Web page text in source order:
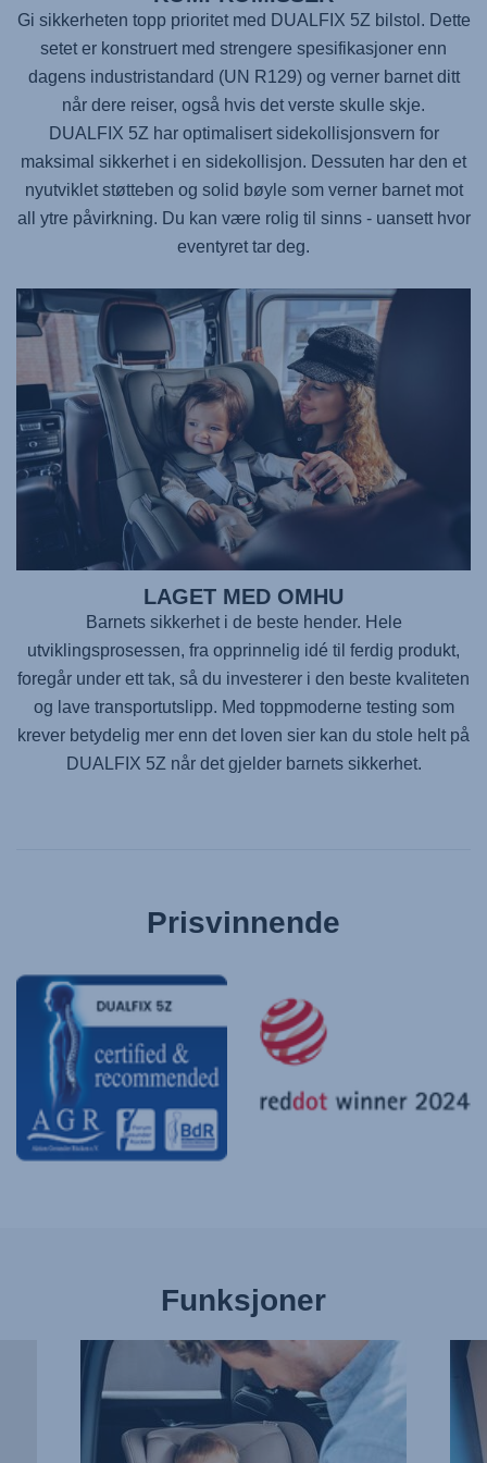
Gi sikkerheten topp prioritet med DUALFIX 5Z bilstol. Dette
setet er konstruert med strengere spesifikasjoner enn
dagens industristandard (UN R129) og verner barnet ditt
når dere reiser, også hvis det verste skulle skje.
DUALFIX 5Z har optimalisert sidekollisjonsvern for
maksimal sikkerhet i en sidekollisjon. Dessuten har den et
nyutviklet støtteben og solid bøyle som verner barnet mot
all ytre påvirkning. Du kan være rolig til sinns - uansett hvor
eventyret tar deg.
LAGET MED OMHU
Barnets sikkerhet i de beste hender. Hele
utviklingsprosessen, fra opprinnelig idé til ferdig produkt,
foregår under ett tak, så du investerer i den beste kvaliteten
og lave transportutslipp. Med toppmoderne testing som
krever betydelig mer enn det loven sier kan du stole helt på
DUALFIX 5Z når det gjelder barnets sikkerhet.
Prisvinnende
Funksjoner
FEST
SELEN
UTEN
STRESS,
NOK
FOR